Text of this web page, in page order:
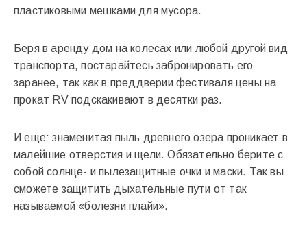
пластиковыми мешками для мусора.
Беря в аренду дом на колесах или любой другой вид
транспорта, постарайтесь забронировать его
заранее, так как в преддверии фестиваля цены на
прокат RV подскакивают в десятки раз.
И еще: знаменитая пыль древнего озера проникает в
малейшие отверстия и щели. Обязательно берите с
собой солнце- и пылезащитные очки и маски. Так вы
сможете защитить дыхательные пути от так
называемой «болезни плайи».